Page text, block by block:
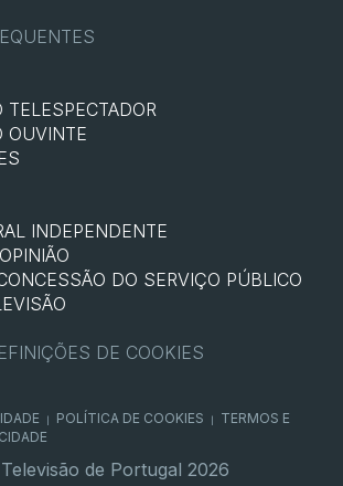
TELESPECTADOR
OUVINTE
INDEPENDENTE
DO SERVIÇO PÚBLICO
DE COOKIES
| POLÍTICA DE COOKIES |
TERMOS E
de Portugal 2026